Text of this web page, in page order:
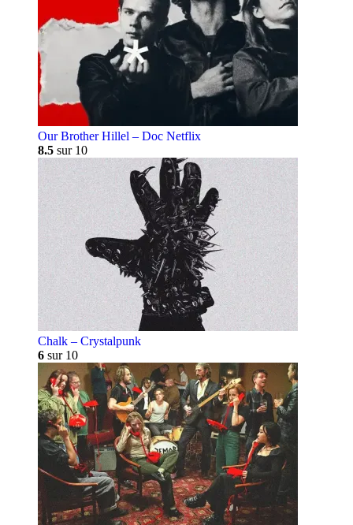
Our Brother Hillel – Doc Netflix
8.5 sur 10
Chalk – Crystalpunk
6 sur 10